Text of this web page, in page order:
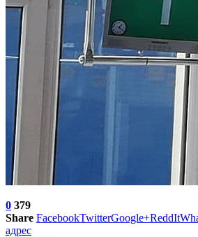
0 379
Share FacebookTwitterGoogle+ReddIt
адрес